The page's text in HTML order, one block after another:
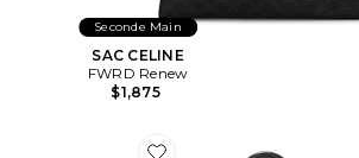
Seconde Main
SAC CELINE
FWRD Renew
$1,875